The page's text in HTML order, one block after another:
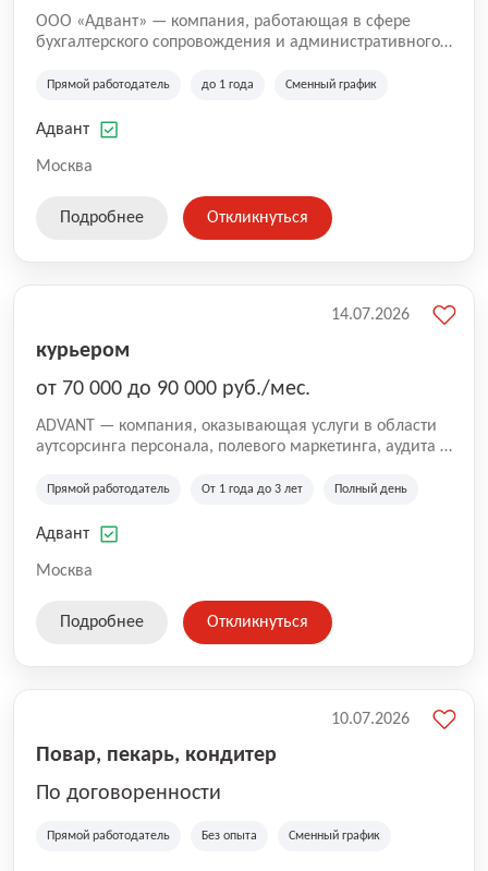
ООО «Адвант» — компания, работающая в сфере
бухгалтерского сопровождения и административного
зарегистрирована в Санкт-Петербурге и
лиц и коммерческих организаций.
Прямой работодатель до 1 года Сменный график
Адвант
Москва
Подробнее Откликнуться
курьером
от 70 000 до 90 000 руб./мес.
ADVANT — компания, оказывающая услуги в области
аутсорсинга персонала, полевого маркетинга, аудита и
региональных клиентов. Мы работаем на рынке с
Казахстана и Беларуси, сотрудничая с компаниями из
Прямой работодатель От 1 года до 3 лет Полный день
Адвант
Москва
14.07.2026
Подробнее Откликнуться
Повар, пекарь, кондитер
По договоренности
Прямой работодатель Без опыта Сменный график
10.07.2026